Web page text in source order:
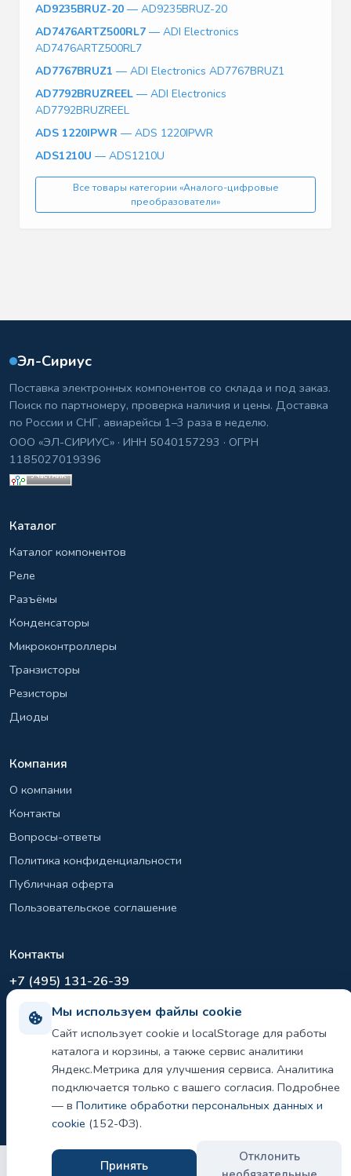
Мы используем файлы cookie
Сайт использует cookie и localStorage для работы
каталога и корзины, а также сервис аналитики
Яндекс.Метрика для улучшения сервиса. Аналитика
подключается только с вашего согласия. Подробнее
— в Политике обработки персональных данных и
cookie (152-ФЗ).
Принять
Отклонить
AD9235BRUZ-20 — AD9235BRUZ-20
AD7476ARTZ500RL7 — ADI Electronics
AD7476ARTZ500RL7
AD7767BRUZ1 — ADI Electronics AD7767BRUZ1
AD7792BRUZREEL — ADI Electronics
AD7792BRUZREEL
ADS 1220IPWR — ADS 1220IPWR
ADS1210U — ADS1210U
Все товары категории «Аналого-цифровые
преобразователи»
Эл-Сириус
Поставка электронных компонентов со склада и под заказ.
Поиск по партномеру, проверка наличия и цены. Доставка
по России и СНГ, авиарейсы 1–3 раза в неделю.
ООО «ЭЛ-СИРИУС» · ИНН 5040157293 · ОГРН
1185027019396
Каталог
Каталог компонентов
Реле
Разъёмы
Конденсаторы
Микроконтроллеры
Транзисторы
Резисторы
Диоды
Компания
О компании
Контакты
Вопросы-ответы
Политика конфиденциальности
Публичная оферта
Пользовательское соглашение
Контакты
+7 (495) 131-26-39
info@el-sirius.ru
МО, г. Раменское, ул. Карла Маркса
Склад: Шереметьево, Московская область
2026 ООО «ЭЛ-СИРИУС». Все права защищены.
Политика конфиденциальности и использования cookie